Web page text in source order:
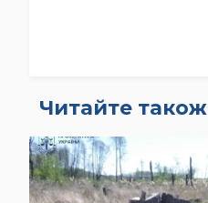
Читайте також